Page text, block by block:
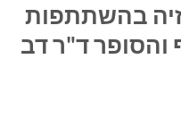
בהשתתפות
והסופר ד"ר דב